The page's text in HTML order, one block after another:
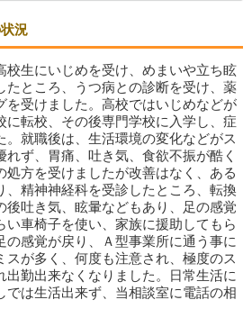
況
校生にいじめを受け、めまいや立ち眩
たところ、うつ病との診断を受け、薬
を受けました。高校ではいじめなどが
に転校、その後専門学校に入学し、症
。就職後は、生活環境の変化などがス
れず、胃痛、吐き気、食欲不振が酷く
処方を受けましたが改善はなく、ある
、精神神経科を受診したところ、転換
後吐き気、眩暈などもあり、足の感覚
い車椅子を使い、家族に援助してもら
の感覚が戻り、Ａ型事業所に通う事に
スが多く、何度も注意され、極度のス
出勤出来なくなりました。日常生活に
では生活出来ず、当相談室に電話の相